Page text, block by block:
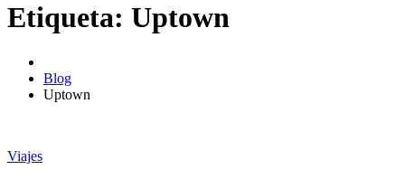
Etiqueta: Uptown
Blog
Uptown
Viajes